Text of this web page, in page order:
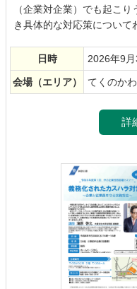
（企業対企業）でも起こ
き具体的な対応策について
日時 2026年9
会場（エリア） てくのか
詳